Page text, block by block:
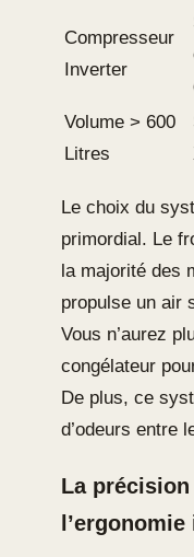
Compresseur
Inverter
Volume > 600
Litres
Le choix du
primordial. Le
la majorité des
propulse un air
Vous n’aurez
congélateur
De plus, ce
d’odeurs entre
La